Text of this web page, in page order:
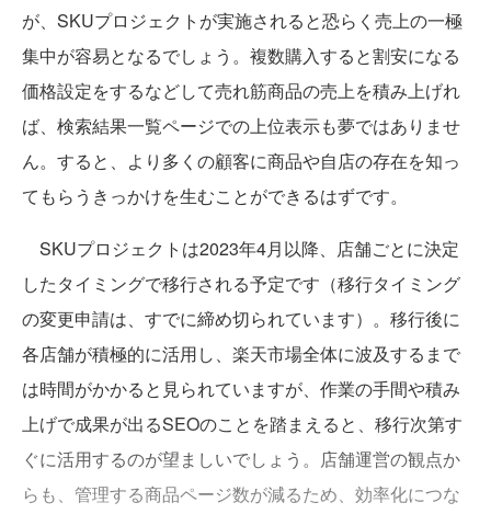
が、SKUプロジェクトが実施されると恐らく売上の一極
集中が容易となるでしょう。複数購入すると割安になる
価格設定をするなどして売れ筋商品の売上を積み上げれ
ば、検索結果一覧ページでの上位表示も夢ではありませ
ん。すると、より多くの顧客に商品や自店の存在を知っ
てもらうきっかけを生むことができるはずです。
SKUプロジェクトは2023年4月以降、店舗ごとに決定
したタイミングで移行される予定です（移行タイミング
の変更申請は、すでに締め切られています）。移行後に
各店舗が積極的に活用し、楽天市場全体に波及するまで
は時間がかかると見られていますが、作業の手間や積み
上げで成果が出るSEOのことを踏まえると、移行次第す
ぐに活用するのが望ましいでしょう。店舗運営の観点か
らも、管理する商品ページ数が減るため、効率化につな